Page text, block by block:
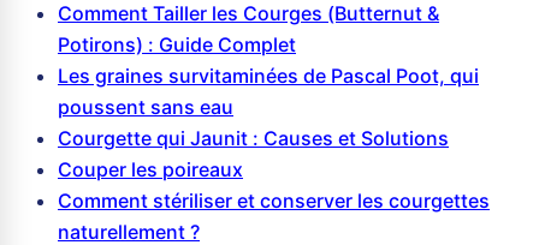
Comment Tailler les Courges (Butternut &
Potirons) : Guide Complet
Les graines survitaminées de Pascal Poot, qui
poussent sans eau
Courgette qui Jaunit : Causes et Solutions
Couper les poireaux
Comment stériliser et conserver les courgettes
naturellement ?